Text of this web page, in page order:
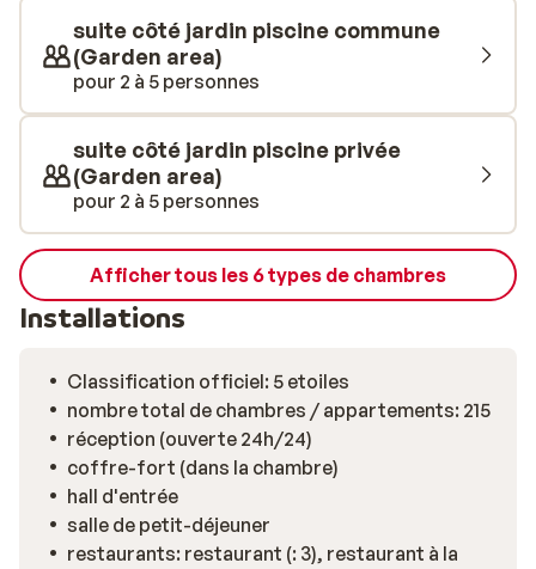
propose un large choix de restaurants, mais aussi de
bars où commandez une tasse de café, un cocktail, une
spécialité culinaire grecque... Vous pourrez profiter de
inclusive. Enfin, vous aurez également la possibilité
d'entretenir votre forme physique en optant pour des
activités sportives, avant de terminer votre journée en
vous faisant choyer au spa.
suite côté jardin piscine commune
(Garden area)
pour 2 à 5 personnes
suite côté jardin piscine privée
(Garden area)
pour 2 à 5 personnes
Afficher tous les 6 types de chambres
Installations
Classification officiel: 5 etoiles
nombre total de chambres / appartements: 215
réception (ouverte 24h/24)
coffre-fort (dans la chambre)
hall d'entrée
salle de petit-déjeuner
restaurants: restaurant (: 3), restaurant à la